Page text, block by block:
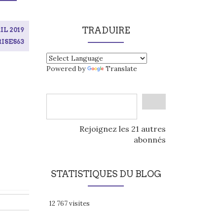
2019
TRADUIRE
Powered by Translate
Rejoignez les 21 autres
abonnés
STATISTIQUES DU BLOG
12 767 visites